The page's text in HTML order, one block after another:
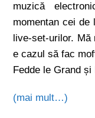
muzică
momentan cei de
live-set-urilor. Mă
e cazul să fac
Fedde le Grand și
(mai mult…)